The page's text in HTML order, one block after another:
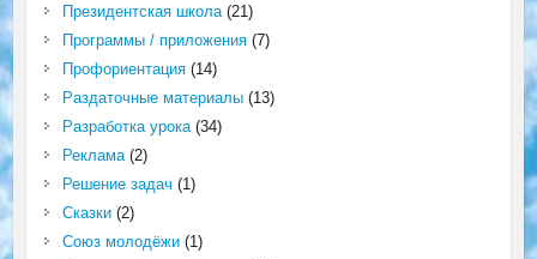
Президентская школа(21)
Программы / приложения(7)
Профориентация(14)
Раздаточные материалы(13)
Разработка урока(34)
Реклама(2)
Решение задач (1)
Сказки(2)
Союз молодёжи(1)